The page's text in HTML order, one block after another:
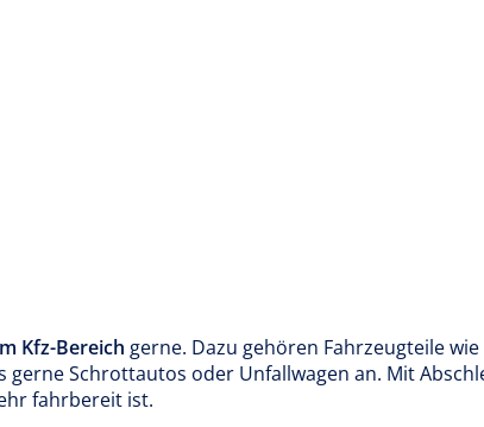
Kfz-Bereich gerne. Dazu gehören Fahrzeugteile
gerne Schrottautos oder Unfallwagen an. Mit
fahrbereit ist.